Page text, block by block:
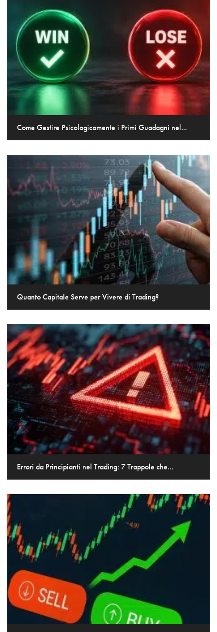
Come Gestire Psicologicamente i Primi Guadagni nel...
Quanto Capitale Serve per Vivere di Trading?
Errori da Principianti nel Trading: 7 Trappole che...